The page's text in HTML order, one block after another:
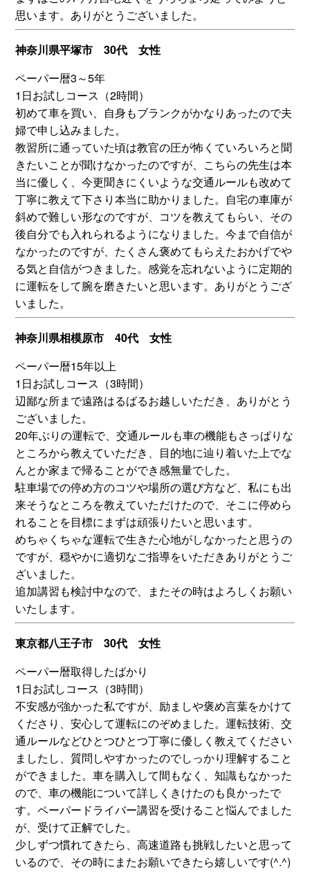
思います。ありがとうございました。
神奈川県平塚市 30代 女性
ペーパー暦3～5年
1日お試しコース（2時間）
初めて車を買い、自身もブランクがかなりあったので夫
婦で申し込みました。
教習所に通っていた頃は教官の圧が怖くていろいろと聞
きたいことが聞けなかったのですが、こちらの先生は本
当に優しく、今更聞きにくいような交通ルールも改めて
丁寧に教えて下さり本当に助かりました。自宅の車庫が
斜めで難しい形なのですが、コツを教えてもらい、その
後自分でも入れられるようになりました。今まで自信が
なかったのですが、たくさん褒めてもらえたおかげでや
る気と自信がつきました。感覚を忘れないように定期的
に運転をして腕を磨きたいと思います。ありがとうござ
いました。
神奈川県相模原市 40代 女性
ペーパー暦15年以上
1日お試しコース（3時間）
辺鄙な所まで遠路はるばるお越しいただき、ありがとう
ございました。
20年ぶりの運転で、交通ルールも車の機能もさっぱりな
ところから教えていただき、目的地に辿り着いた上でな
んとか家まで帰ることができ感無量でした。
駐車場での停め方のコツや場所の選び方など、私にも出
来そうなところを教えていただけたので、そこに停めら
れることを目標にまずは頑張りたいと思います。
めちゃくちゃな運転で生きた心地がしなかったと思うの
ですが、穏やかに適切なご指導をいただきありがとうご
ざいました。
追加講習も検討中なので、またその時はよろしくお願い
いたします。
東京都八王子市 30代 女性
ペーパー暦取得したばかり
1日お試しコース（3時間）
不安感が強かった私ですが、励ましや褒め言葉をかけて
くださり、安心して運転にのぞめました。運転技術、交
通ルールなどひとつひとつ丁寧に優しく教えてください
ましたし、質問しやすかったのでしっかり理解すること
ができました。車を購入して間もなく、知識もなかった
ので、車の機能について詳しくきけたのも良かったで
す。ペーパードライバー講習を受けること悩んでました
が、受けて正解でした。
少しずつ慣れてきたら、高速道路も挑戦したいと思って
いるので、その時にまたお願いできたら嬉しいです(^.^)